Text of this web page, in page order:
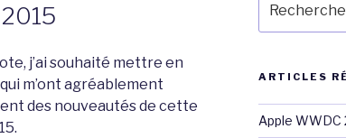
j’ai souhaité mettre en
m’ont agréablement
des nouveautés de cette
pour
:
ARTICLES
Apple WWDC